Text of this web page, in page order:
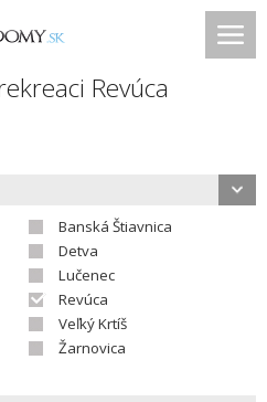
Revúca
Banská Štiavnica
Detva
Lučenec
Revúca
Veľký Krtíš
Žarnovica